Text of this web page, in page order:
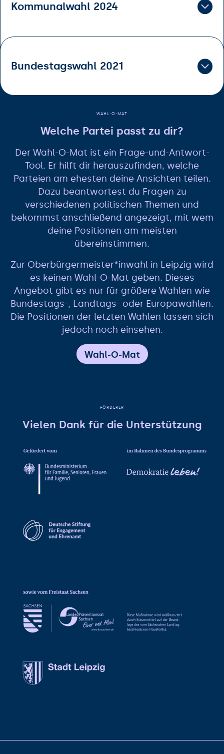
Kommunalwahl 2024
Bundestagswahl 2021
WAHL-O-MAT
Welche Partei passt zu dir?
Der Wahl-O-Mat ist ein Frage-und-Antwort-
Tool. Er hilft dir herauszufinden, welche
Parteien am ehesten deine Ansichten teilen.
Dazu beantwortest du Fragen zu
verschiedenen politischen Themen und
bekommst anschließend angezeigt, mit wem
deine Positionen am meisten
übereinstimmen.
Zur Oberbürgermeister*inwahl in Leipzig wird
es keinen Wahl-O-Mat geben. Dieses
Angebot gibt es nur für größere Wahlen wie
Bundestags-, Landtags- oder Europawahlen.
Die Positionen der letzten Wahlen lassen sich
jedoch noch einsehen.
Wahl-O-Mat
FÖRDERER
Vielen Dank für die Unterstützung